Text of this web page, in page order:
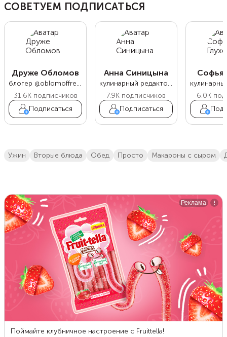
СОВЕТУЕМ ПОДПИСАТЬСЯ
Друже Обломов
блогер @oblomoffrecipe
31.6Kподписчиков
Подписаться
Анна Синицына
кулинарный редактор Food.ru
7.9K подписчиков
Подписаться
Софья
6.0K
ужин вторые блюда обед просто макароны с сыром